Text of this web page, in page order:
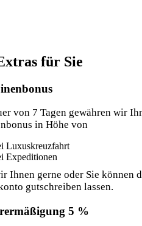
für Sie
von 7 Tagen gewähren wir
in Höhe von
Luxuskreuzfahrt
Expeditionen
Ihnen gerne oder Sie können
gutschreiben lassen.
5 %